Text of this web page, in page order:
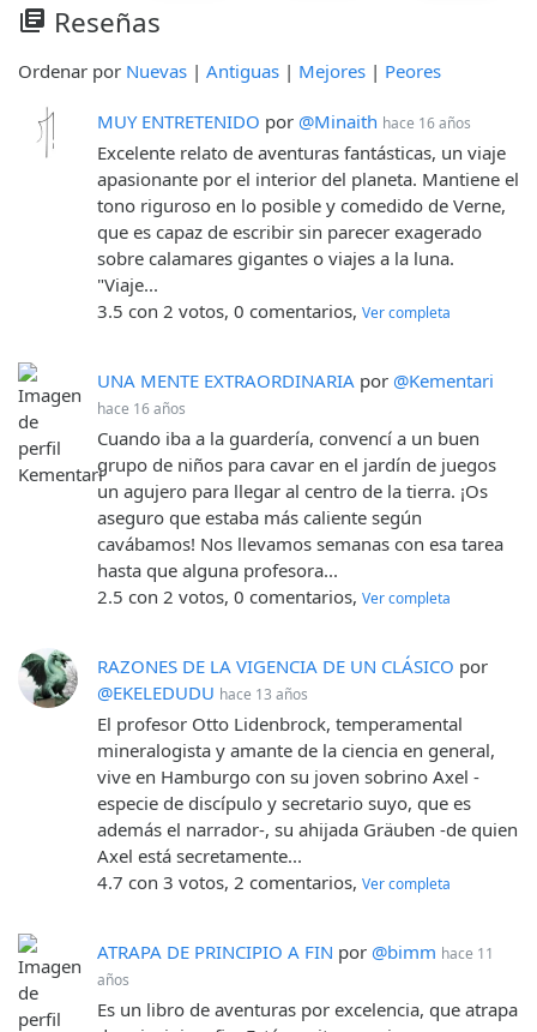
library_books Reseñas
Ordenar por Nuevas | Antiguas | Mejores | Peores
MUY ENTRETENIDO por @Minaith hace 16 años
Excelente relato de aventuras fantásticas, un viaje
apasionante por el interior del planeta. Mantiene el
tono riguroso en lo posible y comedido de Verne,
que es capaz de escribir sin parecer exagerado
sobre calamares gigantes o viajes a la luna.
"Viaje...
3.5 con 2 votos, 0 comentarios, Ver completa
UNA MENTE EXTRAORDINARIA por @Kementari
hace 16 años
Cuando iba a la guardería, convencí a un buen
grupo de niños para cavar en el jardín de juegos
un agujero para llegar al centro de la tierra. ¡Os
aseguro que estaba más caliente según
cavábamos! Nos llevamos semanas con esa tarea
hasta que alguna profesora...
2.5 con 2 votos, 0 comentarios, Ver completa
RAZONES DE LA VIGENCIA DE UN CLÁSICO por
@EKELEDUDU hace 13 años
El profesor Otto Lidenbrock, temperamental
mineralogista y amante de la ciencia en general,
vive en Hamburgo con su joven sobrino Axel -
especie de discípulo y secretario suyo, que es
además el narrador-, su ahijada Gräuben -de quien
Axel está secretamente...
4.7 con 3 votos, 2 comentarios, Ver completa
ATRAPA DE PRINCIPIO A FIN por @bimm hace 11
años
Es un libro de aventuras por excelencia, que atrapa